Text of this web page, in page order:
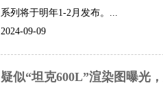
系列将于明年1-2月发布。...
2024-09-09
疑似“坦克600L”渲染图曝光